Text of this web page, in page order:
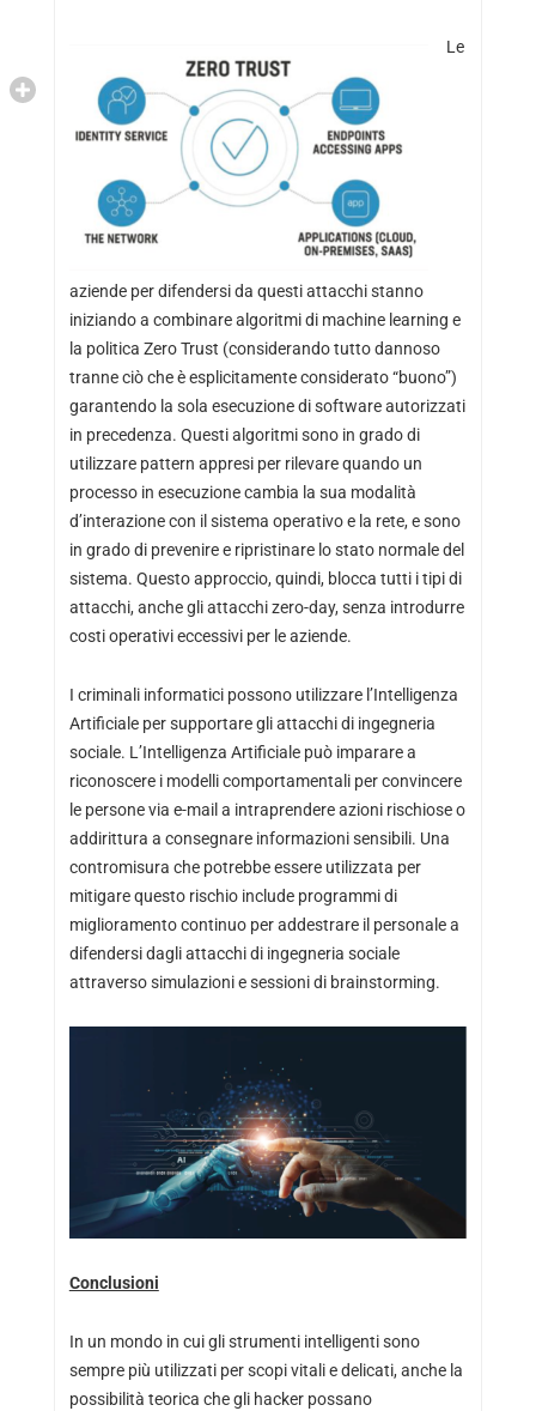
Le
aziende per difendersi da questi attacchi stanno
iniziando a combinare algoritmi di machine learning e
la politica Zero Trust (considerando tutto dannoso
tranne ciò che è esplicitamente considerato “buono”)
garantendo la sola esecuzione di software autorizzati
in precedenza. Questi algoritmi sono in grado di
utilizzare pattern appresi per rilevare quando un
processo in esecuzione cambia la sua modalità
d’interazione con il sistema operativo e la rete, e sono
in grado di prevenire e ripristinare lo stato normale del
sistema. Questo approccio, quindi, blocca tutti i tipi di
attacchi, anche gli attacchi zero-day, senza introdurre
costi operativi eccessivi per le aziende.
I criminali informatici possono utilizzare l’Intelligenza
Artificiale per supportare gli attacchi di ingegneria
sociale. L’Intelligenza Artificiale può imparare a
riconoscere i modelli comportamentali per convincere
le persone via e-mail a intraprendere azioni rischiose o
addirittura a consegnare informazioni sensibili. Una
contromisura che potrebbe essere utilizzata per
mitigare questo rischio include programmi di
miglioramento continuo per addestrare il personale a
difendersi dagli attacchi di ingegneria sociale
attraverso simulazioni e sessioni di brainstorming.
Conclusioni
In un mondo in cui gli strumenti intelligenti sono
sempre più utilizzati per scopi vitali e delicati, anche la
possibilità teorica che gli hacker possano